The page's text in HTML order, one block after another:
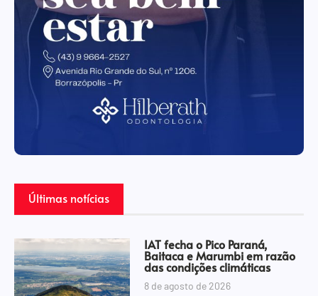
Últimas notícias
IAT fecha o Pico Paraná,
Baitaca e Marumbi em razão
das condições climáticas
8 de agosto de 2026